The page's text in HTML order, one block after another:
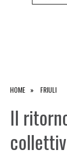
HOME FRIULI
Il